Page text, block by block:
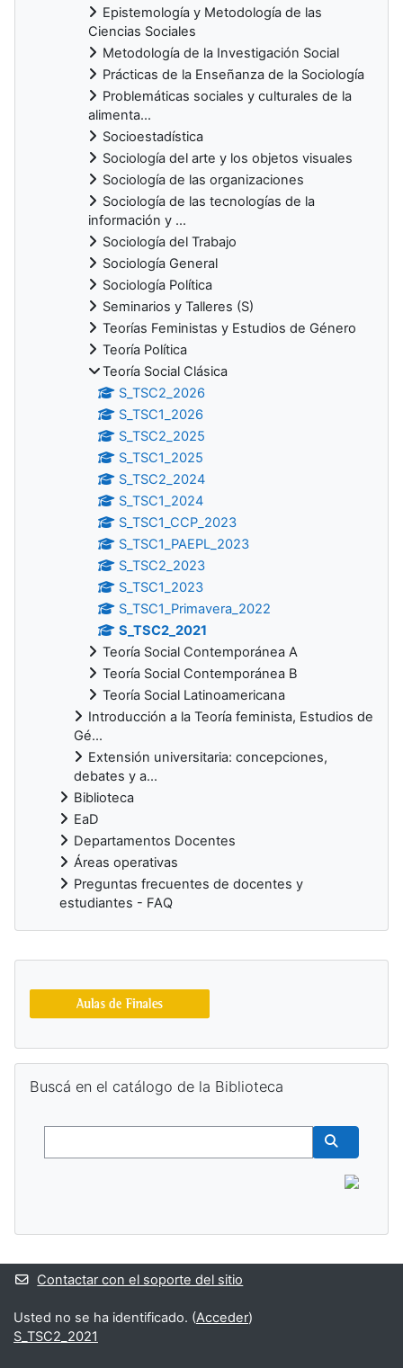
Epistemología y Metodología de las
Ciencias Sociales
Metodología de la Investigación Social
Prácticas de la Enseñanza de la Sociología
Problemáticas sociales y culturales de la
alimenta...
Socioestadística
Sociología del arte y los objetos visuales
Sociología de las organizaciones
Sociología de las tecnologías de la
información y ...
Sociología del Trabajo
Sociología General
Sociología Política
Seminarios y Talleres (S)
Teorías Feministas y Estudios de Género
Teoría Política
Teoría Social Clásica
S_TSC2_2026
S_TSC1_2026
S_TSC2_2025
S_TSC1_2025
S_TSC2_2024
S_TSC1_2024
S_TSC1_CCP_2023
S_TSC1_PAEPL_2023
S_TSC2_2023
S_TSC1_2023
S_TSC1_Primavera_2022
S_TSC2_2021
Teoría Social Contemporánea A
Teoría Social Contemporánea B
Teoría Social Latinoamericana
Introducción a la Teoría feminista, Estudios de
Gé...
Extensión universitaria: concepciones,
debates y a...
Biblioteca
EaD
Departamentos Docentes
Áreas operativas
Preguntas frecuentes de docentes y
estudiantes - FAQ
Bloques suplementarios
Buscá en el catálogo de la Biblioteca
Buscar
Contactar con el soporte del sitio
Usted no se ha identificado. (Acceder)
S_TSC2_2021